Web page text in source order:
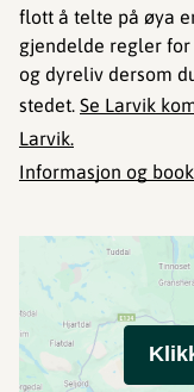
flott å telte på øya
gjendelde regler
og dyreliv dersom
stedet. Se Larvik
Larvik.
Informasjon og